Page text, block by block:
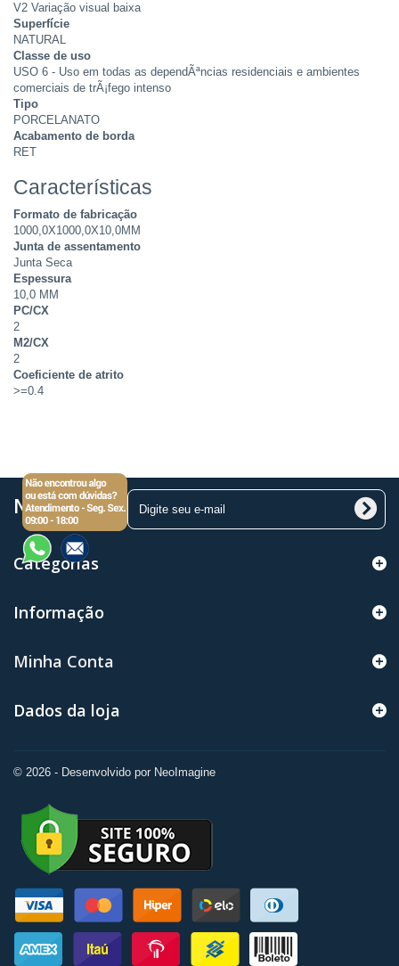
V2 Variação visual baixa
Superfície
NATURAL
Classe de uso
USO 6 - Uso em todas as dependÃªncias residenciais e ambientes
comerciais de trÃ¡fego intenso
Tipo
PORCELANATO
Acabamento de borda
RET
Características
Formato de fabricação
1000,0X1000,0X10,0MM
Junta de assentamento
Junta Seca
Espessura
10,0 MM
PC/CX
2
M2/CX
2
Coeficiente de atrito
>=0.4
Newsletter
Categorias
Informação
© 2026 - Desenvolvido por NeoImagine
Minha Conta
Dados da loja